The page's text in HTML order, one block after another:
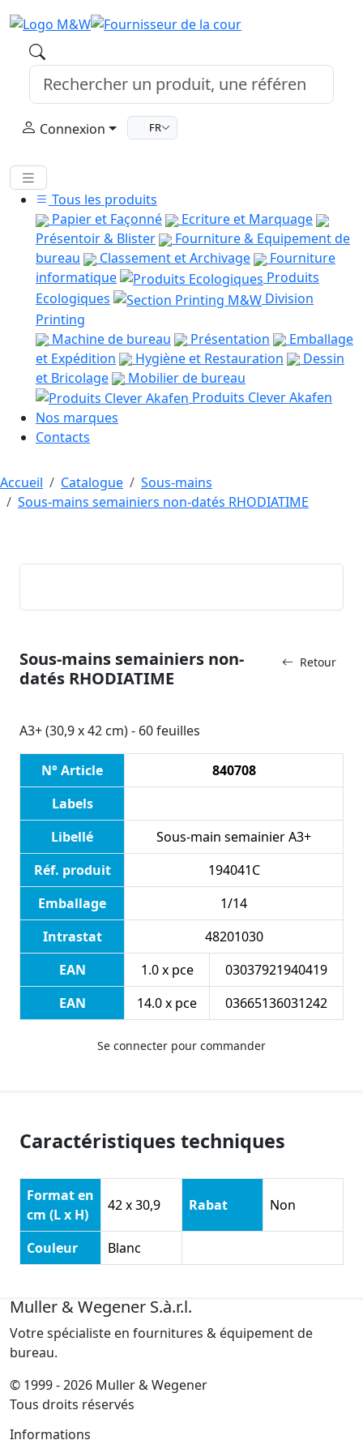
Connexion FR
Tous les produits
Papier et Façonné
Ecriture et Marquage
Présentoir & Blister
Fourniture & Equipement de
bureau
Classement et Archivage
Fourniture
informatique
Produits
Ecologiques
Division
Printing
Machine de bureau
Présentation
Emballage
et Expédition
Hygiène et Restauration
Dessin
et Bricolage
Mobilier de bureau
Produits Clever Akafen
Nos marques
Contacts
Accueil Catalogue
Sous-mains
Sous-mains semainiers non-datés RHODIATIME
Retour
Sous-mains semainiers non-
datés RHODIATIME
A3+ (30,9 x 42 cm) - 60 feuilles
N° Article
840708
Labels
Libellé
Sous-main semainier A3+
Réf. produit
194041C
Emballage
1/14
Intrastat
48201030
EAN
1.0 x pce
03037921940419
EAN
14.0 x pce 03665136031242
Se connecter pour commander
Caractéristiques techniques
Format en
cm (L x H)
42 x 30,9 Rabat Non
Couleur Blanc
Muller & Wegener S.à.r.l.
Votre spécialiste en fournitures & équipement de
bureau.
© 1999 - 2026 Muller & Wegener
Tous droits réservés
Informations